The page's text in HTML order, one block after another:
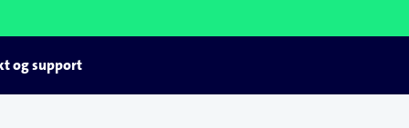
og support